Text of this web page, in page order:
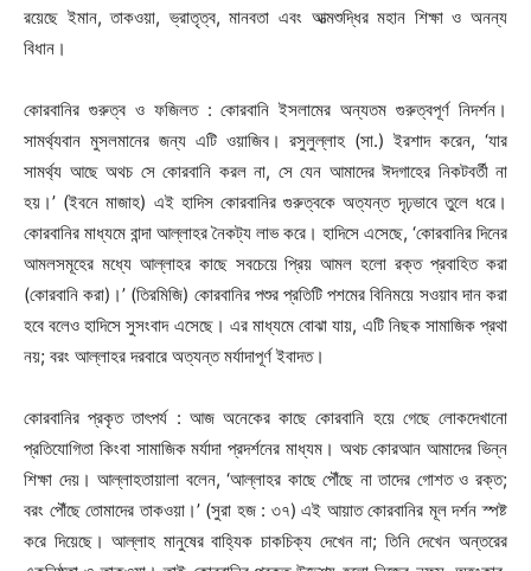
রয়েছে ইমান, তাকওয়া, ভ্রাতৃত্ব, মানবতা এবং আত্মশুদ্ধির মহান শিক্ষা ও অনন্য
বিধান।
কোরবানির গুরুত্ব ও ফজিলত : কোরবানি ইসলামের অন্যতম গুরুত্বপূর্ণ নিদর্শন।
সামর্থ্যবান মুসলমানের জন্য এটি ওয়াজিব। রসুলুল্লাহ (সা.) ইরশাদ করেন, ‘যার
সামর্থ্য আছে অথচ সে কোরবানি করল না, সে যেন আমাদের ঈদগাহের নিকটবর্তী না
হয়।’ (ইবনে মাজাহ) এই হাদিস কোরবানির গুরুত্বকে অত্যন্ত দৃঢ়ভাবে তুলে ধরে।
কোরবানির মাধ্যমে বান্দা আল্লাহর নৈকট্য লাভ করে। হাদিসে এসেছে, ‘কোরবানির দিনের
আমলসমূহের মধ্যে আল্লাহর কাছে সবচেয়ে প্রিয় আমল হলো রক্ত প্রবাহিত করা
(কোরবানি করা)।’ (তিরমিজি) কোরবানির পশুর প্রতিটি পশমের বিনিময়ে সওয়াব দান করা
হবে বলেও হাদিসে সুসংবাদ এসেছে। এর মাধ্যমে বোঝা যায়, এটি নিছক সামাজিক প্রথা
নয়; বরং আল্লাহর দরবারে অত্যন্ত মর্যাদাপূর্ণ ইবাদত।
কোরবানির প্রকৃত তাৎপর্য : আজ অনেকের কাছে কোরবানি হয়ে গেছে লোকদেখানো
প্রতিযোগিতা কিংবা সামাজিক মর্যাদা প্রদর্শনের মাধ্যম। অথচ কোরআন আমাদের ভিন্ন
শিক্ষা দেয়। আল্লাহতায়ালা বলেন, ‘আল্লাহর কাছে পৌঁছে না তাদের গোশত ও রক্ত;
বরং পৌঁছে তোমাদের তাকওয়া।’ (সুরা হজ : ৩৭) এই আয়াত কোরবানির মূল দর্শন স্পষ্ট
করে দিয়েছে। আল্লাহ মানুষের বাহ্যিক চাকচিক্য দেখেন না; তিনি দেখেন অন্তরের